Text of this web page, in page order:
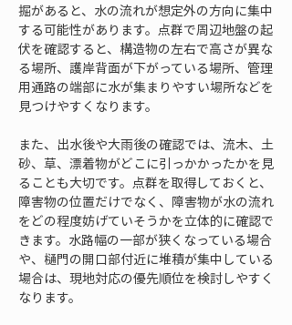
掘があると、水の流れが想定外の方向に集中
する可能性があります。点群で周辺地盤の起
伏を確認すると、構造物の左右で高さが異な
る場所、護岸背面が下がっている場所、管理
用通路の端部に水が集まりやすい場所などを
見つけやすくなります。
また、出水後や大雨後の確認では、流木、土
砂、草、漂着物がどこに引っかかったかを見
ることも大切です。点群を取得しておくと、
障害物の位置だけでなく、障害物が水の流れ
をどの程度妨げていそうかを立体的に確認で
きます。水路幅の一部が狭くなっている場合
や、樋門の開口部付近に堆積が集中している
場合は、現地対応の優先順位を検討しやすく
なります。